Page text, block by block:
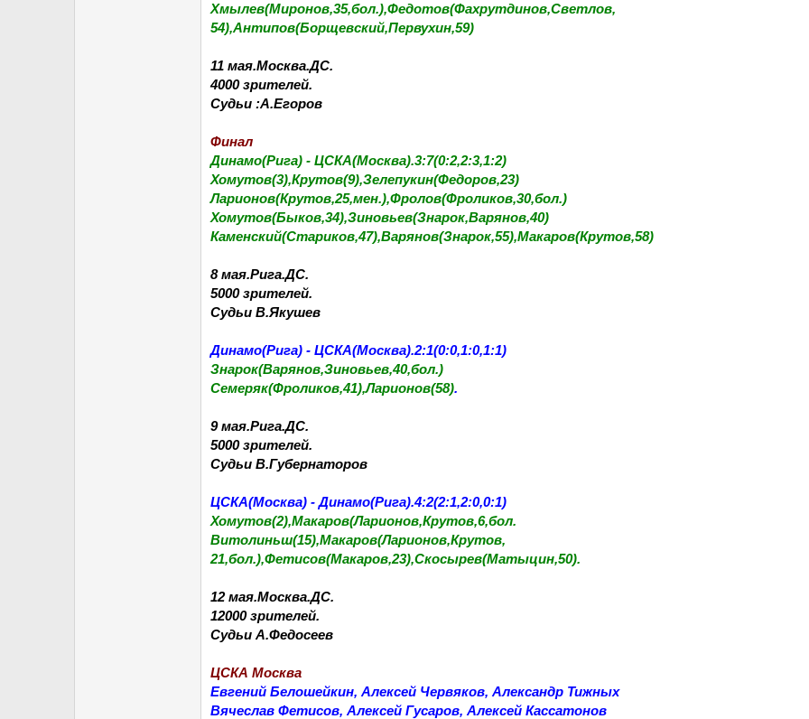
Хмылев(Миронов,35,бол.),Федотов(Фахрутдинов,Светлов,
54),Антипов(Борщевский,Первухин,59)
11 мая.Москва.ДС.
4000 зрителей.
Судьи :А.Егоров
Финал
Динамо(Рига) - ЦСКА(Москва).3:7(0:2,2:3,1:2)
Хомутов(3),Крутов(9),Зелепукин(Федоров,23)
Ларионов(Крутов,25,мен.),Фролов(Фроликов,30,бол.)
Хомутов(Быков,34),Зиновьев(Знарок,Варянов,40)
Каменский(Стариков,47),Варянов(Знарок,55),Макаров(Крутов,58)
8 мая.Рига.ДС.
5000 зрителей.
Судьи В.Якушев
Динамо(Рига) - ЦСКА(Москва).2:1(0:0,1:0,1:1)
Знарок(Варянов,Зиновьев,40,бол.)
Семеряк(Фроликов,41),Ларионов(58).
9 мая.Рига.ДС.
5000 зрителей.
Судьи В.Губернаторов
ЦСКА(Москва) - Динамо(Рига).4:2(2:1,2:0,0:1)
Хомутов(2),Макаров(Ларионов,Крутов,6,бол.
Витолиньш(15),Макаров(Ларионов,Крутов,
21,бол.),Фетисов(Макаров,23),Скосырев(Матыцин,50).
12 мая.Москва.ДС.
12000 зрителей.
Судьи А.Федосеев
ЦСКА Москва
Евгений Белошейкин, Алексей Червяков, Александр Тижных
Вячеслав Фетисов, Алексей Гусаров, Алексей Кассатонов